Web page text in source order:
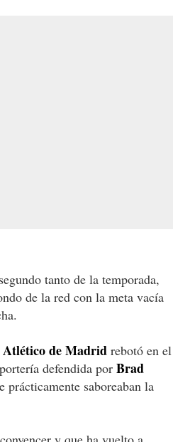
tanto de la temporada,
de la red con la meta vacía
Atlético de Madrid rebotó en el
defendida por Brad
saboreaban la